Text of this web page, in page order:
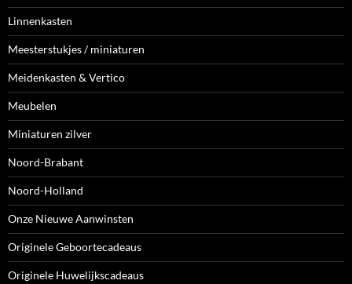
Linnenkasten
Meesterstukjes / miniaturen
Meidenkasten & Vertico
Meubelen
Miniaturen zilver
Noord-Brabant
Noord-Holland
Onze Nieuwe Aanwinsten
Originele Geboortecadeaus
Originele Huwelijkscadeaus